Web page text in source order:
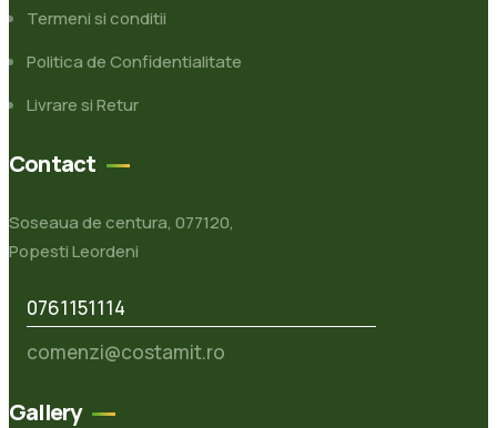
Termeni si conditii
Politica de Confidentialitate
Livrare si Retur
Contact
Soseaua de centura, 077120,
Popesti Leordeni
0761151114
comenzi@costamit.ro
Gallery